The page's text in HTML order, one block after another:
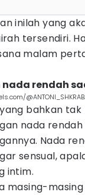
inilah yang
tersendiri.
malam
nada rendah
bahkan tak
nada
Nada
sensual,
intim.
masing-